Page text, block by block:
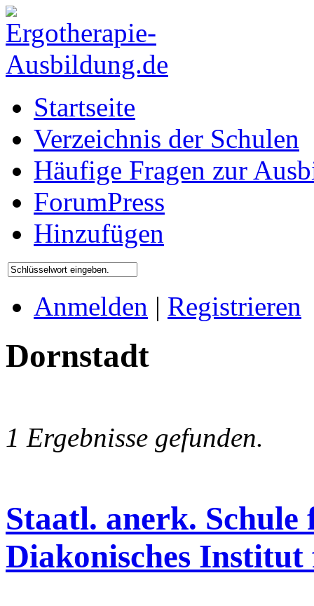
Startseite
Verzeichnis der Schulen
Häufige Fragen zur
ForumPress
Hinzufügen
Anmelden | Registrieren
Dornstadt
1 Ergebnisse gefunden.
Staatl. anerk.
Diakonisches